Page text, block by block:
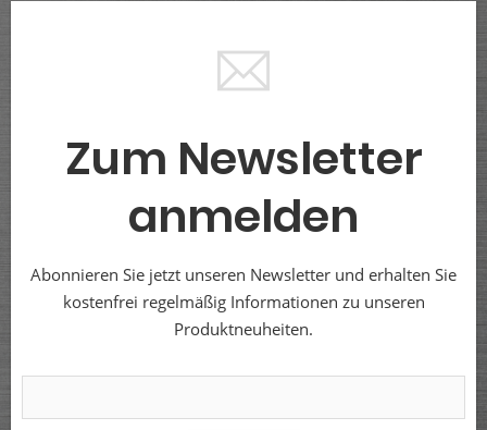
Zum Newsletter
anmelden
Abonnieren Sie jetzt unseren Newsletter und erhalten Sie
kostenfrei regelmäßig Informationen zu unseren
Produktneuheiten.